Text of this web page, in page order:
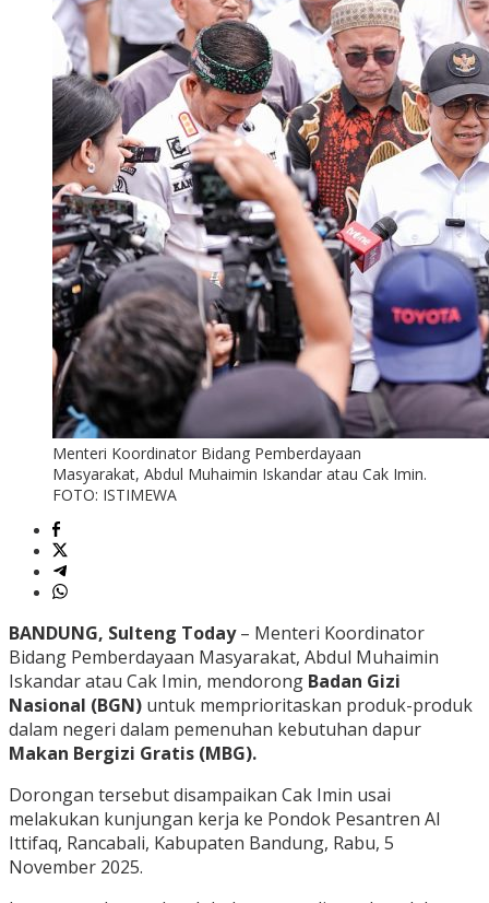
Menteri Koordinator Bidang Pemberdayaan
Masyarakat, Abdul Muhaimin Iskandar atau Cak Imin.
FOTO: ISTIMEWA
BANDUNG, Sulteng Today– Menteri Koordinator
Bidang Pemberdayaan Masyarakat, Abdul Muhaimin
Iskandar atau Cak Imin, mendorong Badan Gizi
Nasional (BGN) untuk memprioritaskan produk-produk
dalam negeri dalam pemenuhan kebutuhan dapur
Makan Bergizi Gratis (MBG).
Dorongan tersebut disampaikan Cak Imin usai
melakukan kunjungan kerja ke Pondok Pesantren Al
Ittifaq, Rancabali, Kabupaten Bandung, Rabu, 5
November 2025.